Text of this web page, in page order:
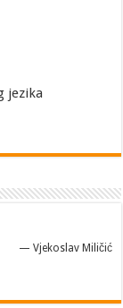
jezika
— Vjekoslav Miličić